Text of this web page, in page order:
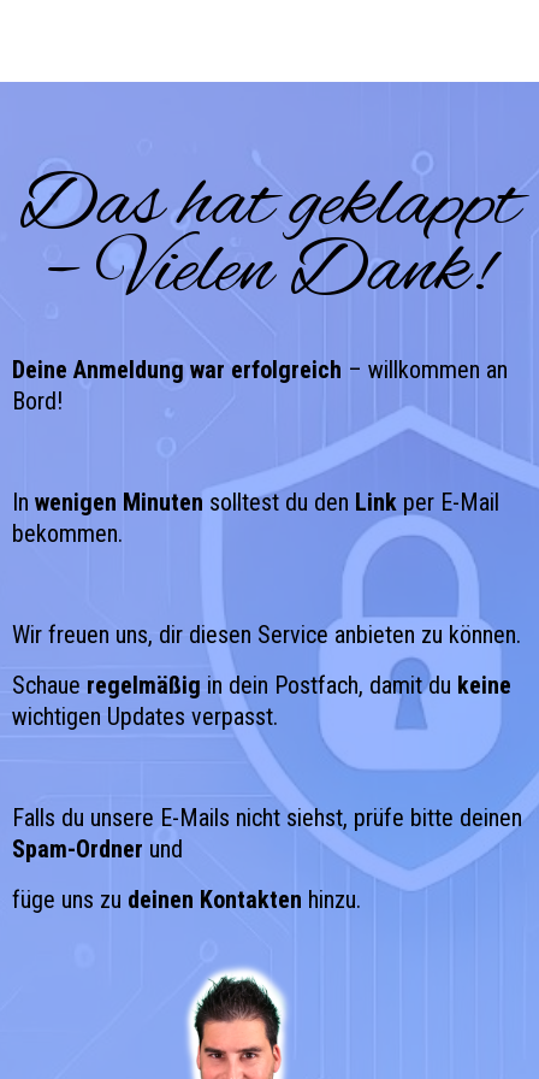
Inhalt
Das hat geklappt
– Vielen Dank!
Deine Anmeldung war erfolgreich – willkommen an
Bord!
In wenigen Minuten solltest du den Link per E-Mail
bekommen.
Wir freuen uns, dir diesen Service anbieten zu können.
Schaue regelmäßig in dein Postfach, damit du keine
wichtigen Updates verpasst.
Falls du unsere E-Mails nicht siehst, prüfe bitte deinen
Spam-Ordner und
füge uns zu deinen Kontakten hinzu.